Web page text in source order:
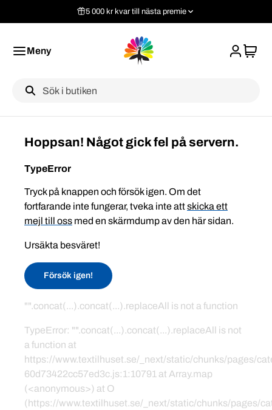
5 000 kr kvar till nästa premie
Meny
Label
Hoppsan! Något gick fel på servern.
TypeError
Tryck på knappen och försök igen. Om det
fortfarande inte fungerar, tveka inte attskicka ett
mejl till oss med en skärmdump av den här sidan.
Ursäkta besväret!
Försök igen!
"".concat(...).concat(...).replaceAll is not a function
TypeError: "".concat(...).concat(...).replaceAll is not
a function at
https://www.textilhuset.se/_next/static/chunks/pages/
60d73422cc57ed3c.js:1:10791 at Array.map
(<anonymous>) at O
(https://www.textilhuset.se/_next/static/chunks/pages/